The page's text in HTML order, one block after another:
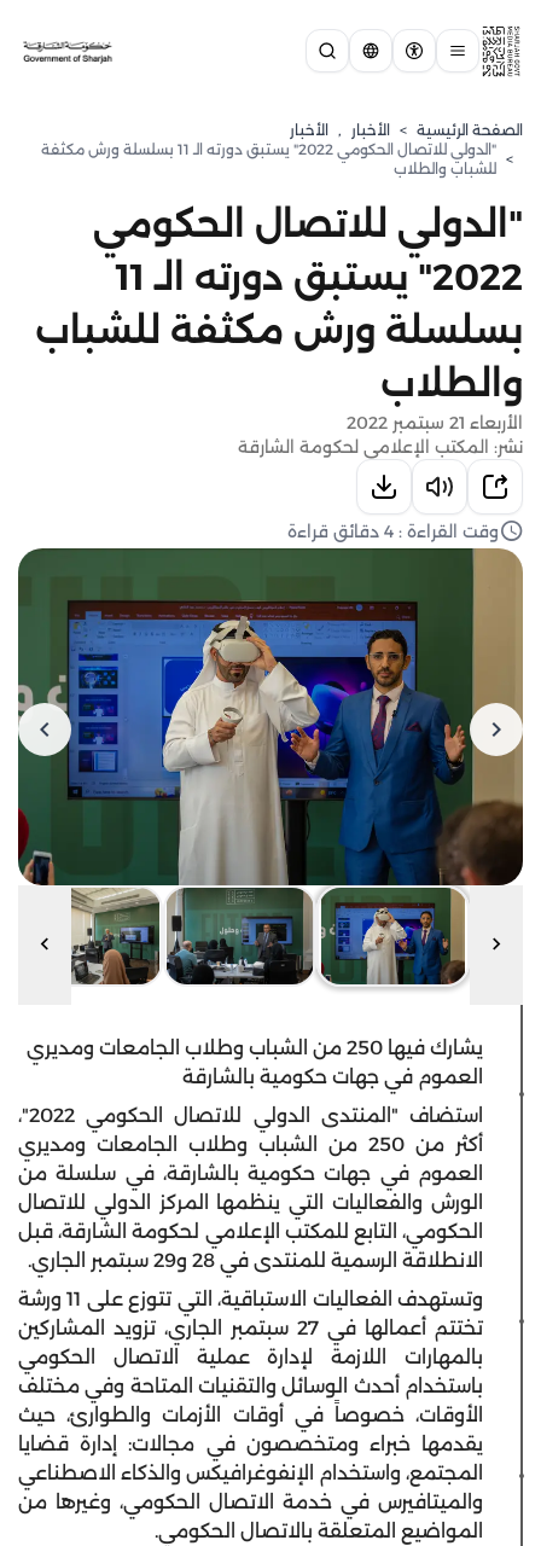
الصفحة الرئيسية > الأخبار , الأخبار
>
"الدولي للاتصال الحكومي 2022" يستبق دورته الـ 11 بسلسلة ورش مكثفة
للشباب والطلاب
"الدولي للاتصال الحكومي
2022" يستبق دورته الـ 11
بسلسلة ورش مكثفة للشباب
والطلاب
الأربعاء 21 سبتمبر 2022
نشر: المكتب الإعلامي لحكومة الشارقة
وقت القراءة : 4 دقائق قراءة
يشارك فيها 250 من الشباب وطلاب الجامعات ومديري
العموم في جهات حكومية بالشارقة
استضاف "المنتدى الدولي للاتصال الحكومي 2022"،
أكثر من 250 من الشباب وطلاب الجامعات ومديري
العموم في جهات حكومية بالشارقة، في سلسلة من
الورش والفعاليات التي ينظمها المركز الدولي للاتصال
الحكومي، التابع للمكتب الإعلامي لحكومة الشارقة، قبل
الانطلاقة الرسمية للمنتدى في 28 و29 سبتمبر الجاري.
وتستهدف الفعاليات الاستباقية، التي تتوزع على 11 ورشة
تختتم أعمالها في 27 سبتمبر الجاري، تزويد المشاركين
بالمهارات اللازمة لإدارة عملية الاتصال الحكومي
باستخدام أحدث الوسائل والتقنيات المتاحة وفي مختلف
الأوقات، خصوصاً في أوقات الأزمات والطوارئ، حيث
يقدمها خبراء ومتخصصون في مجالات: إدارة قضايا
المجتمع، واستخدام الإنفوغرافيكس والذكاء الاصطناعي
والميتافيرس في خدمة الاتصال الحكومي، وغيرها من
المواضيع المتعلقة بالاتصال الحكومي.